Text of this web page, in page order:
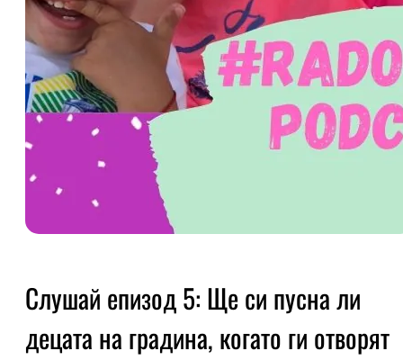
Слушай епизод 5: Ще си пусна ли
децата на градина, когато ги отворят